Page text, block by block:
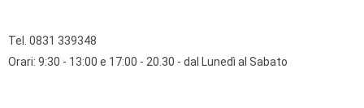
Tel. 0831 339348
Orari: 9:30 - 13:00 e 17:00 - 20.30 - dal Lunedì al Sabato